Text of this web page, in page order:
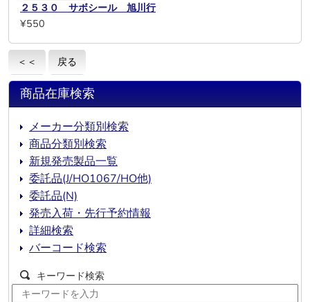
２５３０ サボシール 旭川行
¥550
＜＜ 戻る
商品在庫検索
メーカー分類別検索
商品分類別検索
新規発売製品一覧
委託品(J/HO1067/HO他)
委託品(N)
発売入荷・先行予約情報
詳細検索
バーコード検索
キーワード検索